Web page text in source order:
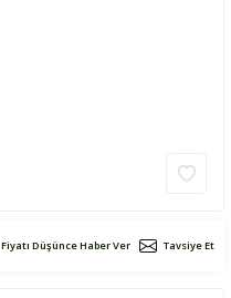
Fiyatı Düşünce Haber Ver Tavsiye Et